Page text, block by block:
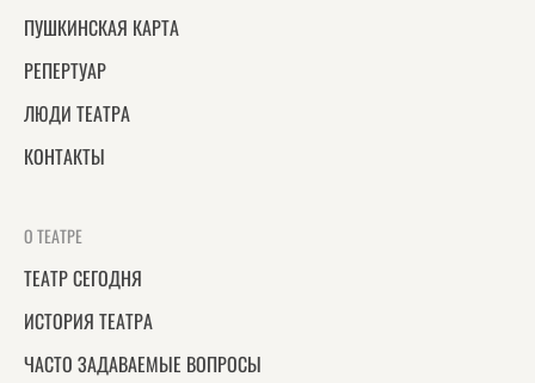
ПУШКИНСКАЯ КАРТА
РЕПЕРТУАР
ЛЮДИ ТЕАТРА
КОНТАКТЫ
О ТЕАТРЕ
ТЕАТР СЕГОДНЯ
ИСТОРИЯ ТЕАТРА
ЧАСТО ЗАДАВАЕМЫЕ ВОПРОСЫ